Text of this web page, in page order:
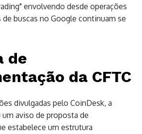
envolvendo desde operações
buscas no Google continuam se
de
da CFTC
divulgadas pelo CoinDesk, a
aviso de proposta de
estabelece um estrutura